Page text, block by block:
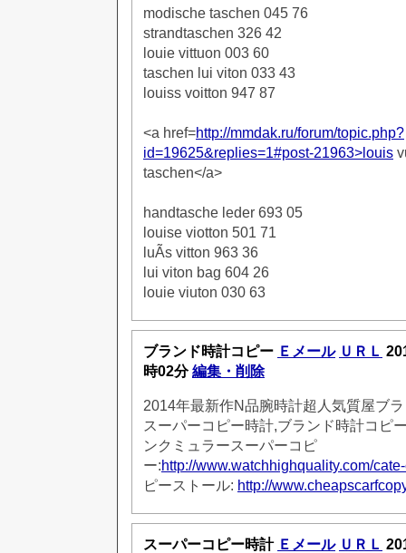
modische taschen 045 76
strandtaschen 326 42
louie vittuon 003 60
taschen lui viton 033 43
louiss voitton 947 87
<a href=http://mmdak.ru/forum/topic.php?
id=19625&replies=1#post-21963>louis
taschen</a>
handtasche leder 693 05
louise viotton 501 71
luÃ­s vitton 963 36
lui viton bag 604 26
louie viuton 030 63
ブランド時計コピー Ｅメール ＵＲＬ
時02分編集・削除
2014年最新作N品腕時計超人気質屋ブ
スーパーコピー時計,ブランド時計コピ
ンクミュラースーパーコピ
ー:http://www.watchhighquality.com/
ピーストール: http://
スーパーコピー時計 Ｅメール ＵＲＬ